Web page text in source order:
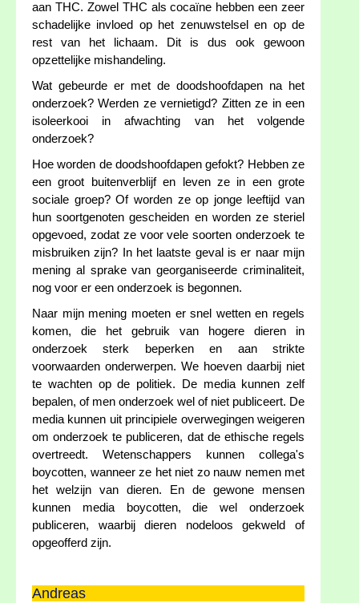
aan THC. Zowel THC als cocaïne hebben een zeer
schadelijke invloed op het zenuwstelsel en op de
rest van het lichaam. Dit is dus ook gewoon
opzettelijke mishandeling.
Wat gebeurde er met de doodshoofdapen na het
onderzoek? Werden ze vernietigd? Zitten ze in een
isoleerkooi in afwachting van het volgende
onderzoek?
Hoe worden de doodshoofdapen gefokt? Hebben ze
een groot buitenverblijf en leven ze in een grote
sociale groep? Of worden ze op jonge leeftijd van
hun soortgenoten gescheiden en worden ze steriel
opgevoed, zodat ze voor vele soorten onderzoek te
misbruiken zijn? In het laatste geval is er naar mijn
mening al sprake van georganiseerde criminaliteit,
nog voor er een onderzoek is begonnen.
Naar mijn mening moeten er snel wetten en regels
komen, die het gebruik van hogere dieren in
onderzoek sterk beperken en aan strikte
voorwaarden onderwerpen. We hoeven daarbij niet
te wachten op de politiek. De media kunnen zelf
bepalen, of men onderzoek wel of niet publiceert. De
media kunnen uit principiele overwegingen weigeren
om onderzoek te publiceren, dat de ethische regels
overtreedt. Wetenschappers kunnen collega's
boycotten, wanneer ze het niet zo nauw nemen met
het welzijn van dieren. En de gewone mensen
kunnen media boycotten, die wel onderzoek
publiceren, waarbij dieren nodeloos gekweld of
opgeofferd zijn.
Andreas